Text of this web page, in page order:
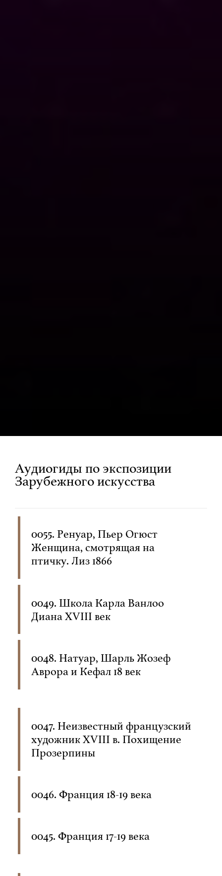
Аудиогиды по экспозиции
Зарубежного искусства
0055. Ренуар, Пьер Огюст
Женщина, смотрящая на
птичку. Лиз 1866
0049. Школа Карла Ванлоо
Диана XVIII век
0048. Натуар, Шарль Жозеф
Аврора и Кефал 18 век
0047. Неизвестный французский
художник XVIII в. Похищение
Прозерпины
0046. Франция 18-19 века
0045. Франция 17-19 века